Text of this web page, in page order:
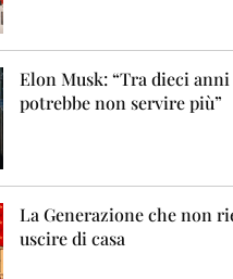
Elon Musk: “Tra dieci
potrebbe non servire più”
La Generazione che non
uscire di casa